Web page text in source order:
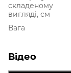
складеному
вигляді, см
Вага
Відео